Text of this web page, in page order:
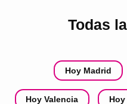
Todas
Hoy Madrid
Hoy Valencia